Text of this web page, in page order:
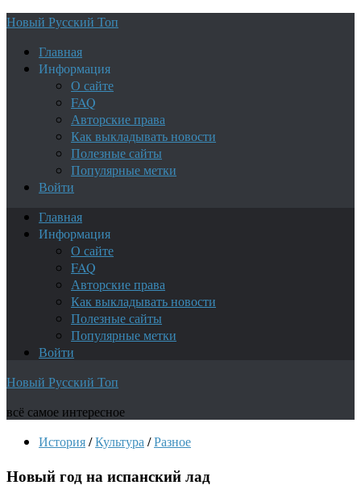
Новый Русский Топ
Главная
Информация
О сайте
FAQ
Авторские права
Как выкладывать новости
Полезные сайты
Популярные метки
Войти
Главная
Информация
О сайте
FAQ
Авторские права
Как выкладывать новости
Полезные сайты
Популярные метки
Войти
Новый Русский Топ
всё самое интересное
История/Культура /Разное
Новый год на испанский лад